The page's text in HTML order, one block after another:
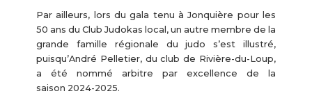
Par ailleurs, lors du gala tenu à Jonquière pour les
50 ans du Club Judokas local, un autre membre de la
grande famille régionale du judo s’est illustré,
puisqu’André Pelletier, du club de Rivière-du-Loup,
a été nommé arbitre par excellence de la
saison 2024-2025.